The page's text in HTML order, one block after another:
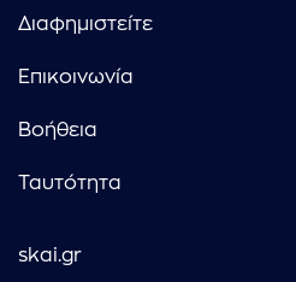
Διαφημιστείτε
Επικοινωνία
Βοήθεια
Ταυτότητα
skai.gr